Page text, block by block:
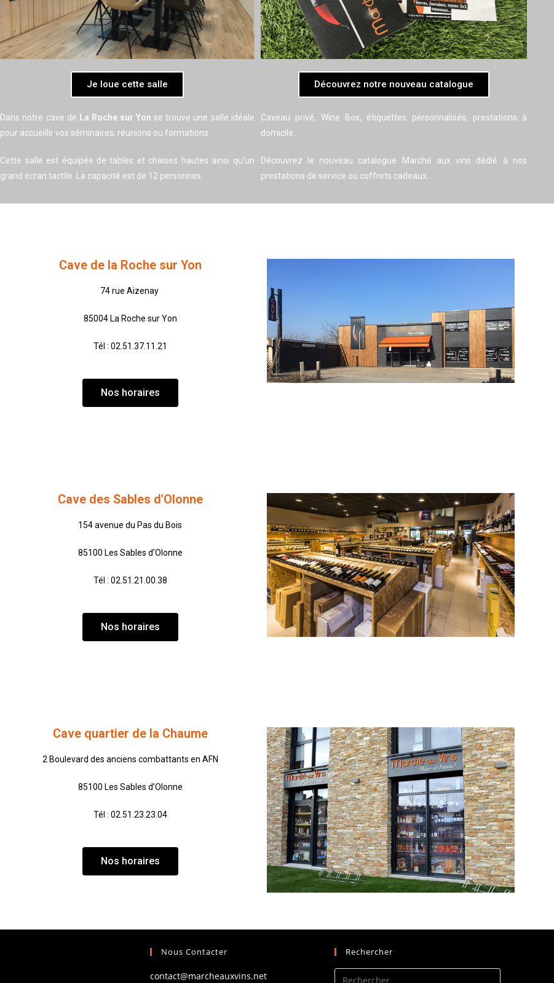
Je loue cette salle
Dans notre cave de La Roche sur Yon se trouve une salle idéale
pour accueillir vos séminaires, réunions ou formations.
Cette salle est équipée de tables et chaises hautes ainsi qu’un
grand écran tactile. La capacité est de 12 personnes.
Découvrez notre nouveau catalogue
Caveau privé, Wine Box, étiquettes personnalisés, prestations à
domicile…
Découvrez le nouveau catalogue Marché aux vins dédié à nos
prestations de service ou coffrets cadeaux.
Cave de la Roche sur Yon
74 rue Aizenay
85004 La Roche sur Yon
Tél : 02.51.37.11.21
Nos horaires
Cave des Sables d'Olonne
154 avenue du Pas du Bois
85100 Les Sables d’Olonne
Tél : 02.51.21.00.38
Nos horaires
Cave quartier de la Chaume
2 Boulevard des anciens combattants en AFN
85100 Les Sables d’Olonne
Tél : 02.51.23.23.04
Nos horaires
Nous Contacter
contact@marcheauxvins.net
Rechercher